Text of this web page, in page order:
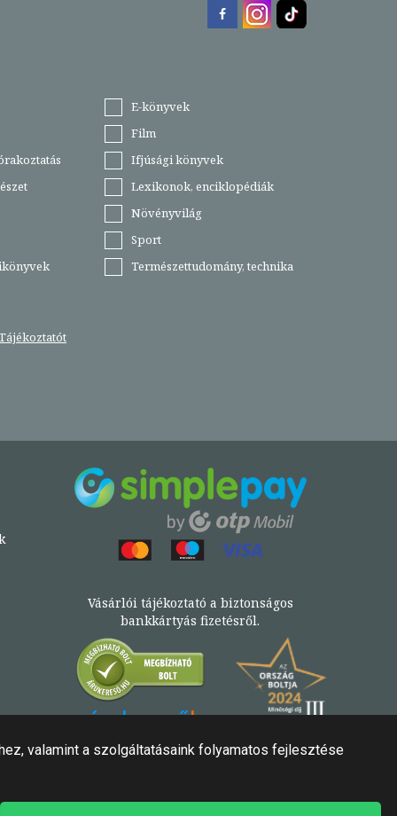
E-könyvek
Film
Ifjúsági könyvek
Lexikonok, enciklopédiák
Növényvilág
Sport
Természettudomány, technika
Vásárlói tájékoztató a biztonságos
bankkártyás fizetésről.
Könyv az Árukeresőn